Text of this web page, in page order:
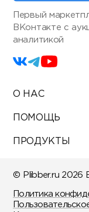
Первый
ВКонтакте с
аналитикой
О НАС
ПОМОЩЬ
ПРОДУКТЫ
© Plibber.ru 2026
Политика